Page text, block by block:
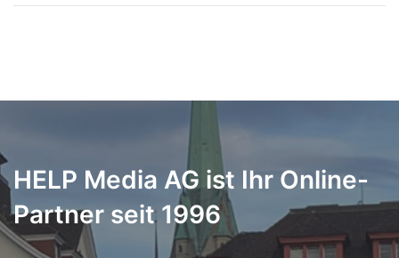
HELP Media AG ist Ihr Online-
Partner seit 1996